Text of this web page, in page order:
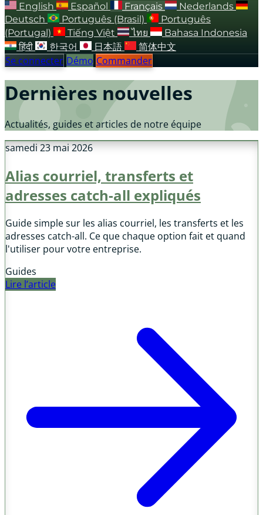
English Español Français
Nederlands
Deutsch
Português (Brasil)
Português
(Portugal)
Tiếng Việt ไทย
Bahasa Indonesia
हिंदी
한국어 日本語 简体中文
Se connecter Démo Commander
Dernières nouvelles
Actualités, guides et articles de notre équipe
samedi 23 mai 2026
Alias courriel, transferts et
adresses catch-all expliqués
Guide simple sur les alias courriel, les transferts et les
adresses catch-all. Ce que chaque option fait et quand
l'utiliser pour votre entreprise.
Guides
Lire l’article